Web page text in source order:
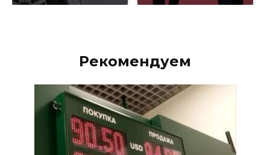
Рекомендуем